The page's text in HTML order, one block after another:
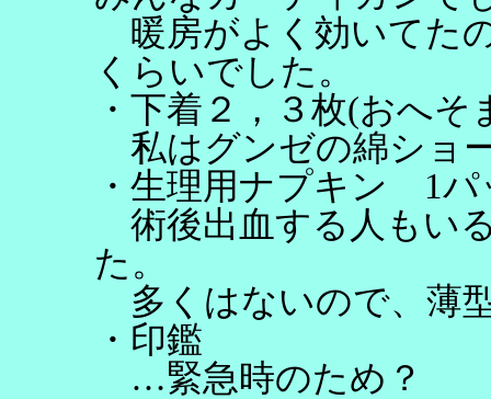
暖房がよく効いてた
くらいでした。
・下着２，３枚(おへ
私はグンゼの綿ショ
・生理用ナプキン 1
術後出血する人もい
た。
多くはないので、薄
・印鑑
…緊急時のため？